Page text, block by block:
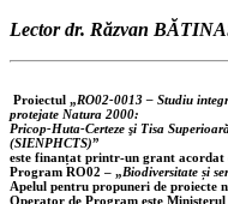
Lector dr. Răzvan
Proiectul „RO02-0013 – Studiu
protejate Natura 2000:
Pricop-Huta-Certeze şi Tisa
(SIENPHCTS)”
este finanțat printr-un grant acordat
Program RO02 – „Biodiversitate și
Apelul pentru propuneri de proiecte
Operator de Program este